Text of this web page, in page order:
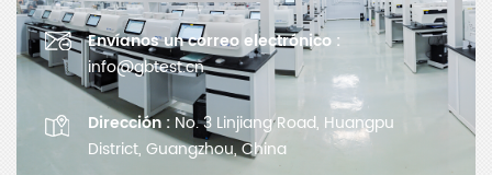
Envíanos un correo electrónico :
info@gbtest.cn
Dirección : No. 3 Linjiang Road, Huangpu
District, Guangzhou, China